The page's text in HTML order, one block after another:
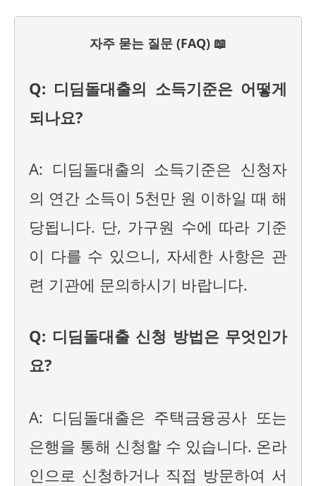
자주 묻는 질문 (FAQ) 📖
Q: 디딤돌대출의 소득기준은 어떻게
되나요?
A: 디딤돌대출의 소득기준은 신청자
의 연간 소득이 5천만 원 이하일 때 해
당됩니다. 단, 가구원 수에 따라 기준
이 다를 수 있으니, 자세한 사항은 관
련 기관에 문의하시기 바랍니다.
Q: 디딤돌대출 신청 방법은 무엇인가
요?
A: 디딤돌대출은 주택금융공사 또는
은행을 통해 신청할 수 있습니다. 온라
인으로 신청하거나 직접 방문하여 서